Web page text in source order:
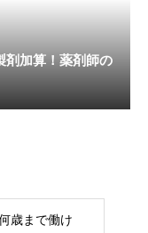
剤加算！薬剤師の
歳まで働け